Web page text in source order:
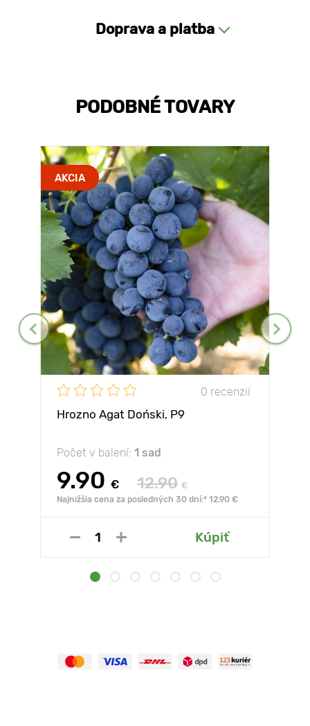
Doprava a platba
PODOBNÉ TOVARY
AKCIA
0 recenzií
Hrozno Agat Doński, Р9
Počet v balení: 1 sad
9.90 € 12.90 €
Najnižšia cena za posledných 30 dní:* 12.90 €
Kúpiť